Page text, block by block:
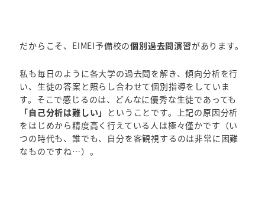
だからこそ、EIMEI予備校の個別過去問演習があります。
私も毎日のように各大学の過去問を解き、傾向分析を行
い、生徒の答案と照らし合わせて個別指導をしていま
す。そこで感じるのは、どんなに優秀な生徒であっても
「自己分析は難しい」
ということです。上記の原因分析
をはじめから精度高く行えている人は極々僅かです（い
つの時代も、誰でも、自分を客観視するのは非常に困難
なものですね…）。